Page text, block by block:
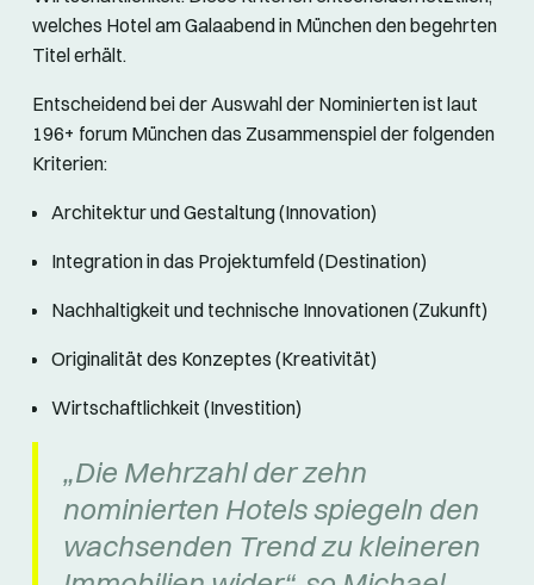
welches Hotel am Galaabend in München den begehrten
Titel erhält.
Entscheidend bei der Auswahl der Nominierten ist laut
196+ forum München das Zusammenspiel der folgenden
Kriterien:
Architektur und Gestaltung (Innovation)
Integration in das Projektumfeld (Destination)
Nachhaltigkeit und technische Innovationen (Zukunft)
Originalität des Konzeptes (Kreativität)
Wirtschaftlichkeit (Investition)
„Die Mehrzahl der zehn
nominierten Hotels spiegeln den
wachsenden Trend zu kleineren